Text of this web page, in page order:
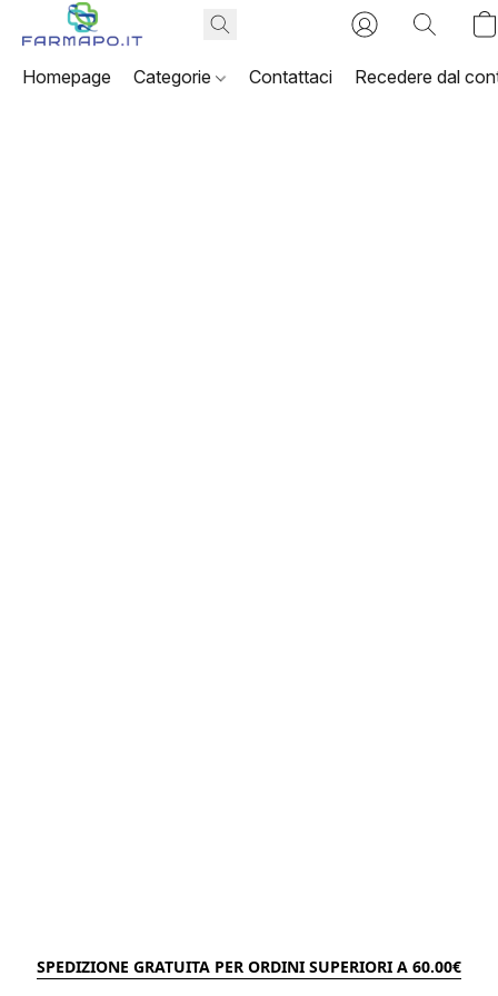
Homepage Categorie Contattaci Recedere dal
SPEDIZIONE GRATUITA PER ORDINI SUPERIORI A 60.00€